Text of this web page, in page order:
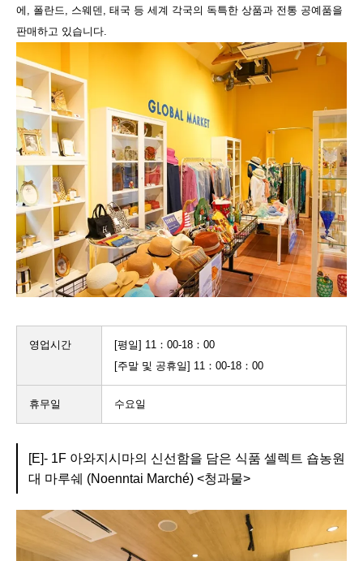
에, 폴란드, 스웨덴, 태국 등 세계 각국의 독특한 상품과 전통 공예품을
판매하고 있습니다.
영업시간
[평일] 11：00-18：00
[주말 및 공휴일] 11：00-18：00
휴무일 수요일
[E]- 1F 아와지시마의 신선함을 담은 식품 셀렉트 숍농원
대 마루쉐 (Noenntai Marché) <청과물>